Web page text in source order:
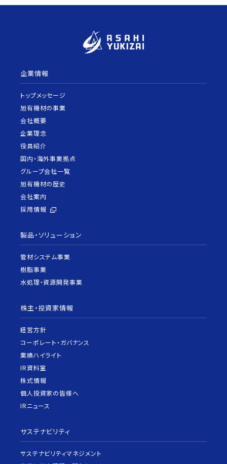
企業情報
トップメッセージ
旭有機材の事業
会社概要
企業理念
役員紹介
国内・海外事業拠点
グループ会社一覧
旭有機材の歴史
会社案内
採用情報
製品・ソリューション
管材システム事業
樹脂事業
水処理・資源開発事業
株主・投資家情報
経営方針
コーポレート・ガバナンス
業績ハイライト
IR資料室
株式情報
個人投資家の皆様へ
IRニュース
サステナビリティ
サステナビリティマネジメント